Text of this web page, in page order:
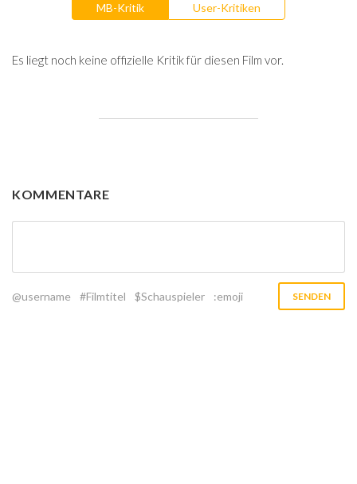
MB-Kritik User-Kritiken
Es liegt noch keine offizielle Kritik für diesen Film vor.
KOMMENTARE
@username #Filmtitel $Schauspieler :emoji